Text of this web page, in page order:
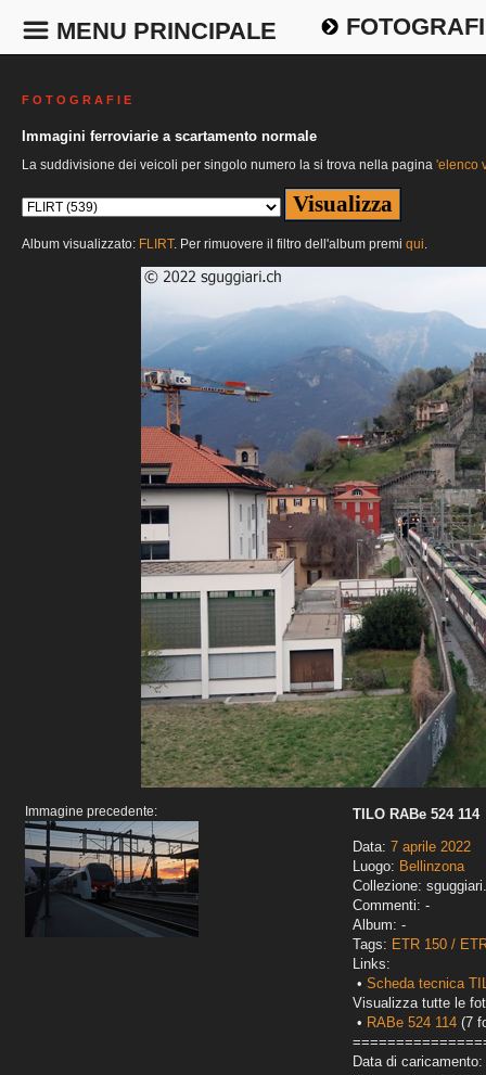
MENU PRINCIPALE
F O T O G R A F I E
Immagini ferroviarie a scartamento normale
La suddivisione dei veicoli per singolo numero la si trova nella pagina 'elenco
Album visualizzato: FLIRT. Per rimuovere il filtro dell'album premi qui.
Immagine precedente:
TILO RABe 524 114
Data: 7 aprile 2022
Luogo: Bellinzona
Collezione:
Commenti: -
Album: -
Tags: ETR 150 /
Links:
• Scheda tecnica
Visualizza tutte le
• RABe 524 114 (7
Data di